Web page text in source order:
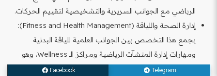
الرياضي مع الجوانب السريرية والتشخيصية لتقييم الحركات.
إدارة الصحة واللياقة (Fitness and Health Management):
يجمع هذا التخصص بين الجوانب العلمية للياقة البدنية
ومهارات إدارة المنشآت الرياضية ومراكز الـ Wellness، وهو
مطلوب بشكل خاص في فنادق الخمس نجوم.
Telegram
Facebook